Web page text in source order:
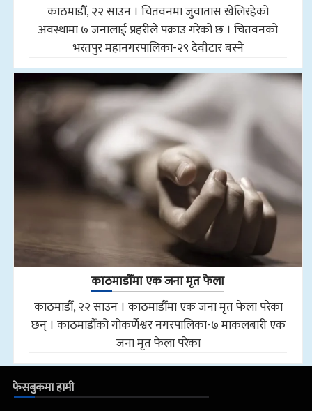
काठमाडौँ, २२ साउन । चितवनमा जुवातास खेलिरहेको
अवस्थामा ७ जनालाई प्रहरीले पक्राउ गरेको छ । चितवनको
भरतपुर महानगरपालिका-२९ देवीटार बस्ने
काठमाडौँमा एक जना मृत फेला
काठमाडौँ, २२ साउन । काठमाडौँमा एक जना मृत फेला परेका
छन् । काठमाडौँको गोकर्णेश्वर नगरपालिका-७ माकलबारी एक
जना मृत फेला परेका
फेसबुकमा हामी